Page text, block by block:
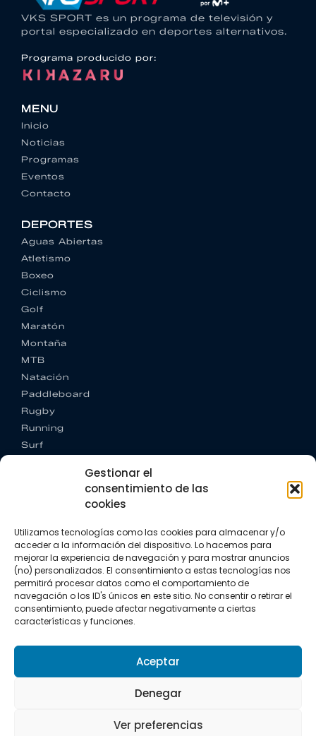
Gestionar el
consentimiento de las
cookies
Utilizamos tecnologías como las cookies para almacenar y/o
acceder a la información del dispositivo. Lo hacemos para
mejorar la experiencia de navegación y para mostrar anuncios
(no) personalizados. El consentimiento a estas tecnologías nos
permitirá procesar datos como el comportamiento de
navegación o los ID's únicos en este sitio. No consentir o retirar el
consentimiento, puede afectar negativamente a ciertas
características y funciones.
Aceptar
Denegar
Ver preferencias
VKS SPORT es un programa de televisión y
portal especializado en deportes alternativos.
Programa producido por:
MENU
Inicio
Noticias
Programas
Eventos
Contacto
DEPORTES
Aguas Abiertas
Atletismo
Boxeo
Ciclismo
Golf
Maratón
Montaña
MTB
Natación
Paddleboard
Rugby
Running
Surf
CONTACTO
+34 662 342 177
info@vkssport.com
SÍGUENOS
Política de privacidad
Política de cookies
Todos los derechos resevados.